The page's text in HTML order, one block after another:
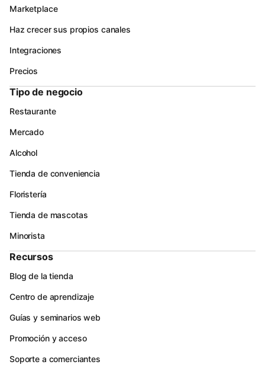
Marketplace
Haz crecer sus propios canales
Integraciones
Precios
Tipo de negocio
Restaurante
Mercado
Alcohol
Tienda de conveniencia
Floristería
Tienda de mascotas
Minorista
Recursos
Blog de la tienda
Centro de aprendizaje
Guías y seminarios web
Promoción y acceso
Soporte a comerciantes